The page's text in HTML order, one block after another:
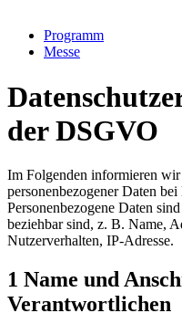
Programm
Messe
der DSGVO
Im Folgenden informieren
personenbezogener Daten
Personenbezogene Daten
beziehbar sind, z. B. Name,
Nutzerverhalten, IP-Adresse.
1 Name und
Verantwortlichen